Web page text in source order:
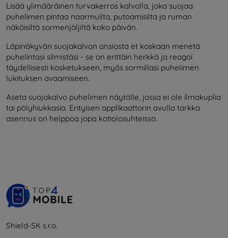
Lisää ylimääräinen turvakerros kalvolla, joka suojaa
puhelimen pintaa naarmuilta, putoamisilta ja ruman
näköisiltä sormenjäljiltä koko päivän.
Läpinäkyvän suojakalvon ansiosta et koskaan menetä
puhelintasi silmistäsi - se on erittäin herkkä ja reagoi
täydellisesti kosketukseen, myös sormillasi puhelimen
lukituksen avaamiseen.
Aseta suojakalvo puhelimen näytölle, jossa ei ole ilmakuplia
tai pölyhiukkasia. Erityisen applikaattorin avulla tarkka
asennus on helppoa jopa kotiolosuhteissa.
Shield-SK s.r.o.